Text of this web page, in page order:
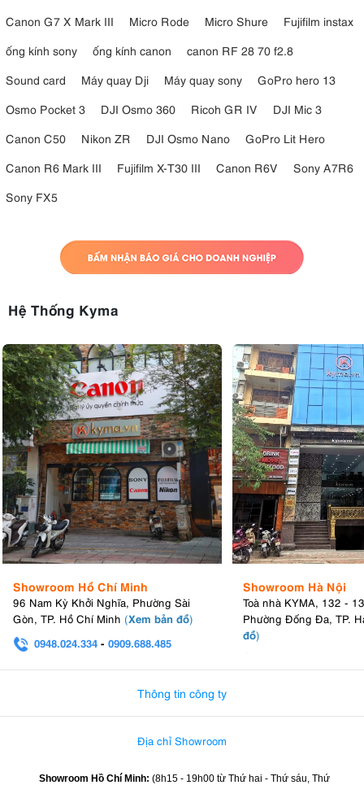
Canon G7 X Mark III
Micro Rode Micro Shure
Fujifilm instax
ống kính sony
ống kính canon
canon RF 28 70 f2.8
Sound card
Máy quay Dji Máy quay sony
GoPro hero 13
Osmo Pocket 3
DJI Osmo 360 Ricoh GR IV
DJI Mic 3
Canon C50
Nikon ZR DJI Osmo Nano
GoPro Lit Hero
Canon R6 Mark III
Fujifilm X-T30 III Canon R6V
Sony A7R6
Sony FX5
Hệ Thống Kyma
Showroom Hồ Chí Minh
96 Nam Kỳ Khởi Nghĩa, Phường Sài
Gòn, TP. Hồ Chí Minh (Xem bản đồ)
0948.024.334 - 0909.688.485
Showroom Hà Nội
Toà nhà KYMA, 132 -
Phường Đống Đa, TP.
đồ)
Thông tin công ty
Địa chỉ Showroom
Showroom Hồ Chí Minh: (8h15 - 19h00 từ Thứ hai - Thứ sáu, Thứ